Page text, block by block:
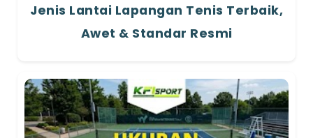
Jenis Lantai Lapangan Tenis Terbaik,
Awet & Standar Resmi